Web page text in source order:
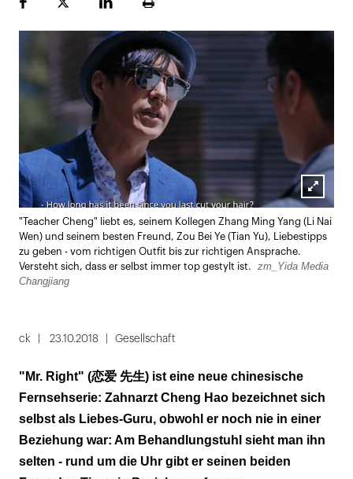
FacebookPlattformLinekdInSeite
Lightbox
öffnen
"Teacher Cheng" liebt es, seinem Kollegen Zhang Ming Yang (Li Nai
Wen) und seinem besten Freund, Zou Bei Ye (Tian Yu), Liebestipps
zu geben - vom richtigen Outfit bis zur richtigen Ansprache.
Versteht sich, dass er selbst immer top gestylt ist.
zm_Yida Media
Changjiang
ck 23.10.2018 Gesellschaft
"Mr. Right" (恋爱 先生) ist eine neue chinesische
Fernsehserie: Zahnarzt Cheng Hao bezeichnet sich
selbst als Liebes-Guru, obwohl er noch nie in einer
Beziehung war: Am Behandlungstuhl sieht man ihn
selten - rund um die Uhr gibt er seinen beiden